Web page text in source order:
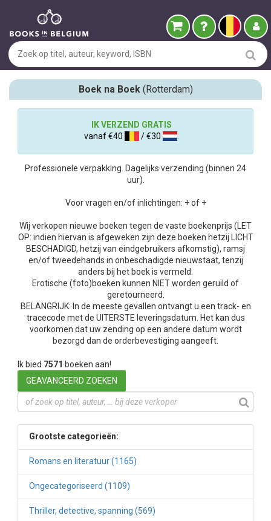
Boek na Boek(Rotterdam)
IK VERZEND GRATIS
vanaf €40
/ €30 .
Professionele verpakking. Dagelijks verzending (binnen 24
uur).
Voor vragen en/of inlichtingen: + of +
Wij verkopen nieuwe boeken tegen de vaste boekenprijs (LET
OP: indien hiervan is afgeweken zijn deze boeken hetzij LICHT
BESCHADIGD, hetzij van eindgebruikers afkomstig), ramsj
en/of tweedehands in onbeschadigde nieuwstaat, tenzij
anders bij het boek is vermeld.
Erotische (foto)boeken kunnen NIET worden geruild of
geretourneerd.
BELANGRIJK: In de meeste gevallen ontvangt u een track- en
tracecode met de UITERSTE leveringsdatum. Het kan dus
voorkomen dat uw zending op een andere datum wordt
bezorgd dan de orderbevestiging aangeeft.
Ik bied 7571 boeken aan!
GEAVANCEERD ZOEKEN
Grootste categorieën:
Romans en literatuur (1165)
Ongecategoriseerd (1109)
Thriller, detective, spanning (569)